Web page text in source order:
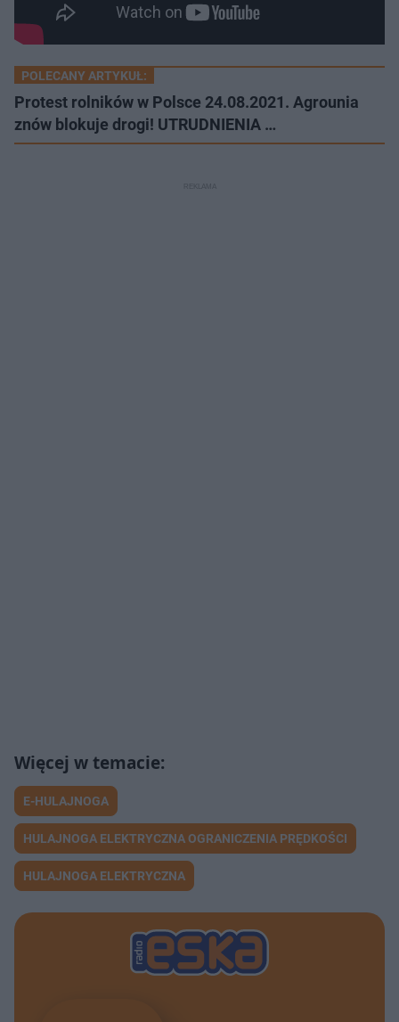
POLECANY ARTYKUŁ:
Protest rolników w Polsce 24.08.2021. Agrounia
znów blokuje drogi! UTRUDNIENIA …
E-HULAJNOGA
HULAJNOGA ELEKTRYCZNA OGRANICZENIA PRĘDKOŚCI
HULAJNOGA ELEKTRYCZNA